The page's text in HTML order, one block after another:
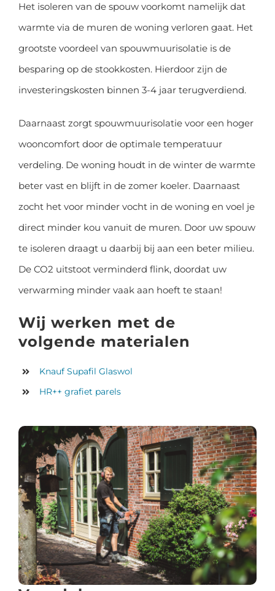
Het isoleren van de spouw voorkomt namelijk dat
warmte via de muren de woning verloren gaat. Het
grootste voordeel van spouwmuurisolatie is de
besparing op de stookkosten. Hierdoor zijn de
investeringskosten binnen 3-4 jaar terugverdiend.
Daarnaast zorgt spouwmuurisolatie voor een hoger
wooncomfort door de optimale temperatuur
verdeling. De woning houdt in de winter de warmte
beter vast en blijft in de zomer koeler. Daarnaast
zocht het voor minder vocht in de woning en voel je
direct minder kou vanuit de muren. Door uw spouw
te isoleren draagt u daarbij bij aan een beter milieu.
De CO2 uitstoot verminderd flink, doordat uw
verwarming minder vaak aan hoeft te staan!
Wij werken met de
volgende materialen
Knauf Supafil Glaswol
HR++ grafiet parels